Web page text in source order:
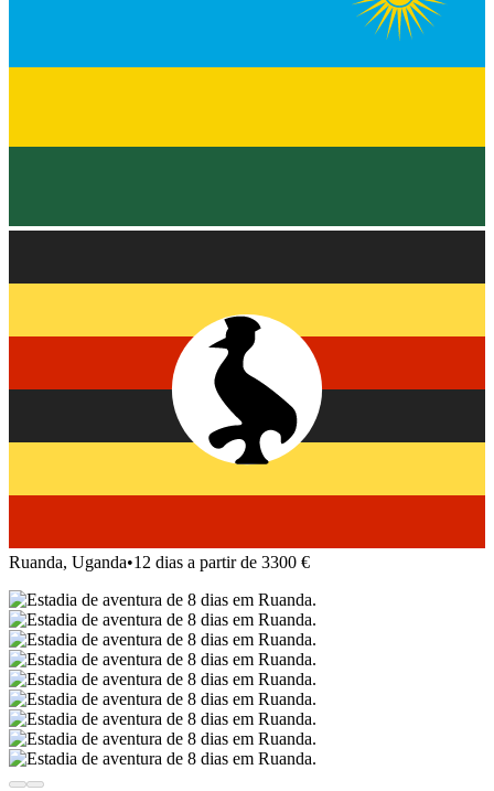
Ruanda, Uganda•12 dias a partir de 3300 €